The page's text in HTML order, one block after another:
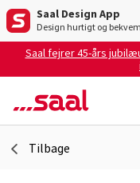
Saal Design App
Design hurtigt og
Saal fejrer 45-års
Tilbage